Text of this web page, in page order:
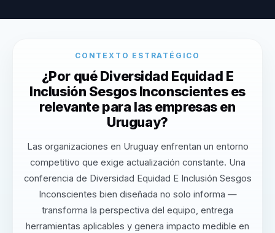
CONTEXTO ESTRATÉGICO
¿Por qué Diversidad Equidad E
Inclusión Sesgos Inconscientes es
relevante para las empresas en
Uruguay?
Las organizaciones en Uruguay enfrentan un entorno
competitivo que exige actualización constante. Una
conferencia de Diversidad Equidad E Inclusión Sesgos
Inconscientes bien diseñada no solo informa —
transforma la perspectiva del equipo, entrega
herramientas aplicables y genera impacto medible en